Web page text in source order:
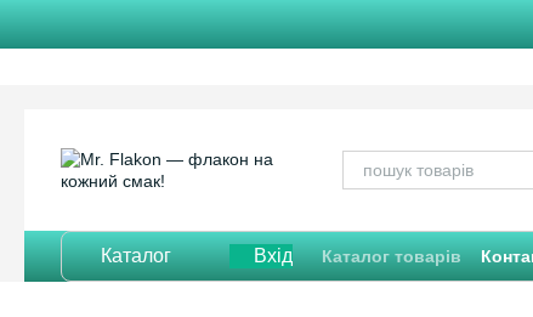
Каталог Вхід Каталог товарів
Відгуки про магазин